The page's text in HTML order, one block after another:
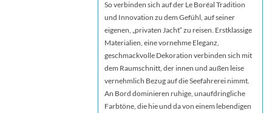
So verbinden sich auf der Le Boréal Tradition
und Innovation zu dem Gefühl, auf seiner
eigenen, „privaten Jacht“ zu reisen. Erstklassige
Materialien, eine vornehme Eleganz,
geschmackvolle Dekoration verbinden sich mit
dem Raumschnitt, der innen und außen leise
vernehmlich Bezug auf die Seefahrerei nimmt.
An Bord dominieren ruhige, unaufdringliche
Farbtöne, die hie und da von einem lebendigen